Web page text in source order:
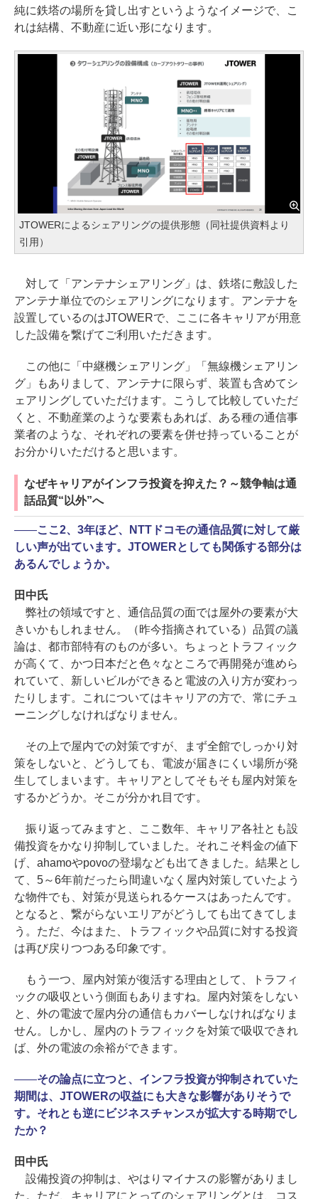
純に鉄塔の場所を貸し出すというようなイメージで、こ
れは結構、不動産に近い形になります。
JTOWERによるシェアリングの提供形態（同社提供資料より
引用）
対して「アンテナシェアリング」は、鉄塔に敷設した
アンテナ単位でのシェアリングになります。アンテナを
設置しているのはJTOWERで、ここに各キャリアが用意
した設備を繋げてご利用いただきます。
この他に「中継機シェアリング」「無線機シェアリン
グ」もありまして、アンテナに限らず、装置も含めてシ
ェアリングしていただけます。こうして比較していただ
くと、不動産業のような要素もあれば、ある種の通信事
業者のような、それぞれの要素を併せ持っていることが
お分かりいただけると思います。
なぜキャリアがインフラ投資を抑えた？～競争軸は通
話品質“以外”へ
――ここ2、3年ほど、NTTドコモの通信品質に対して厳
しい声が出ています。JTOWERとしても関係する部分は
あるんでしょうか。
田中氏
弊社の領域ですと、通信品質の面では屋外の要素が大
きいかもしれません。（昨今指摘されている）品質の議
論は、都市部特有のものが多い。ちょっとトラフィック
が高くて、かつ日本だと色々なところで再開発が進めら
れていて、新しいビルができると電波の入り方が変わっ
たりします。これについてはキャリアの方で、常にチュ
ーニングしなければなりません。
その上で屋内での対策ですが、まず全館でしっかり対
策をしないと、どうしても、電波が届きにくい場所が発
生してしまいます。キャリアとしてそもそも屋内対策を
するかどうか。そこが分かれ目です。
振り返ってみますと、ここ数年、キャリア各社とも設
備投資をかなり抑制していました。それこそ料金の値下
げ、ahamoやpovoの登場なども出てきました。結果とし
て、5～6年前だったら間違いなく屋内対策していたよう
な物件でも、対策が見送られるケースはあったんです。
となると、繋がらないエリアがどうしても出てきてしま
う。ただ、今はまた、トラフィックや品質に対する投資
は再び戻りつつある印象です。
もう一つ、屋内対策が復活する理由として、トラフィ
ックの吸収という側面もありますね。屋内対策をしない
と、外の電波で屋内分の通信もカバーしなければなりま
せん。しかし、屋内のトラフィックを対策で吸収できれ
ば、外の電波の余裕ができます。
――その論点に立つと、インフラ投資が抑制されていた
期間は、JTOWERの収益にも大きな影響がありそうで
す。それとも逆にビジネスチャンスが拡大する時期でし
たか？
田中氏
設備投資の抑制は、やはりマイナスの影響がありまし
た。ただ、キャリアにとってのシェアリングとは、コス